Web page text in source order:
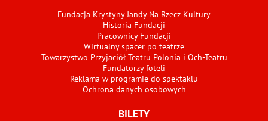
Fundacja Krystyny Jandy Na Rzecz Kultury
Historia Fundacji
Pracownicy Fundacji
Wirtualny spacer po teatrze
Towarzystwo Przyjaciół Teatru Polonia i Och-Teatru
Fundatorzy foteli
Reklama w programie do spektaklu
Ochrona danych osobowych
BILETY